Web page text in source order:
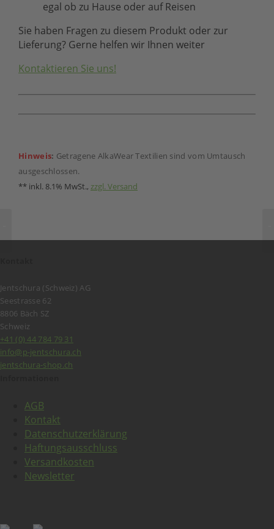
egal ob zu Hause oder auf Reisen
Sie haben Fragen zu diesem Produkt oder zur
Lieferung? Gerne helfen wir Ihnen weiter
Kontaktieren Sie uns!
Hinweis: Getragene AlkaWear Textilien sind vom Umtausch
ausgeschlossen.
** inkl. 8.1% MwSt., zzgl. Versand
Jentschura (Schweiz) AG
Seestrasse 62
8806 Bäch SZ
Schweiz
+41 (0) 44 784 79 31
info@p-jentschura.ch
jentschura-shop.ch
AGB
Kontakt
Datenschutzerklärung
Haftungsausschluss
Versandkosten
Newsletter